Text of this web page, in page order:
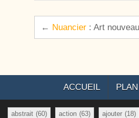
Navigation de
← Nuancier : Art
ACCUEIL
abstrait (60) action (63) ajouter (18)